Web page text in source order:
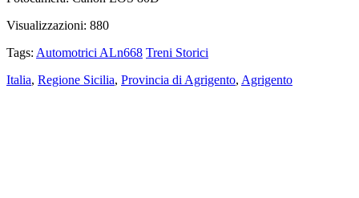
Visualizzazioni: 880
Tags: Automotrici ALn668 Treni Storici
Italia, Regione Sicilia, Provincia di Agrigento, Agrigento